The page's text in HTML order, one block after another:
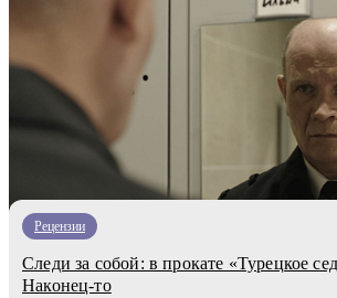
Рецензии
Следи за собой: в прокате «Турецкое
Наконец-то